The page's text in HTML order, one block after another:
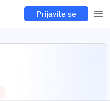
Prijavite se